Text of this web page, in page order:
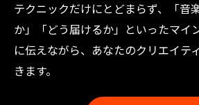
テクニックだけにとどまらず、「音
か」「どう届けるか」といったマイ
に伝えながら、あなたのクリエイテ
きます。